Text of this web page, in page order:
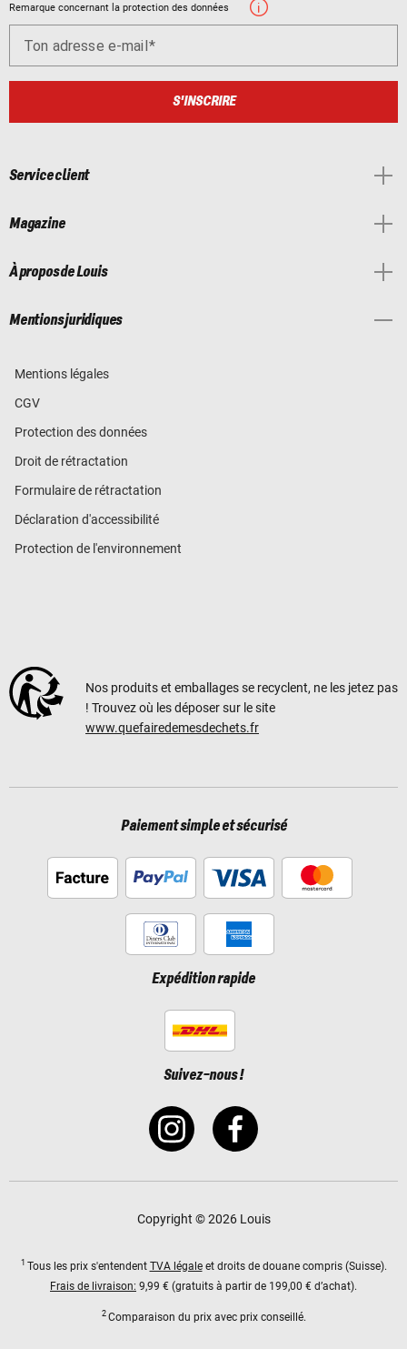
Remarque concernant la protection des données
Ton adresse e-mail
S'INSCRIRE
Service client
Magazine
À propos de Louis
Mentions juridiques
Mentions légales
CGV
Protection des données
Droit de rétractation
Formulaire de rétractation
Déclaration d'accessibilité
Protection de l'environnement
Nos produits et emballages se recyclent, ne les jetez pas
! Trouvez où les déposer sur le site
www.quefairedemesdechets.fr
Paiement simple et sécurisé
Expédition rapide
Suivez-nous !
Copyright © 2026 Louis
1 Tous les prix s'entendent TVA légaleet droits de douane compris (Suisse).
Frais de livraison: 9,99 € (gratuits à partir de 199,00 € d’achat).
2 Comparaison du prix avec prix conseillé.